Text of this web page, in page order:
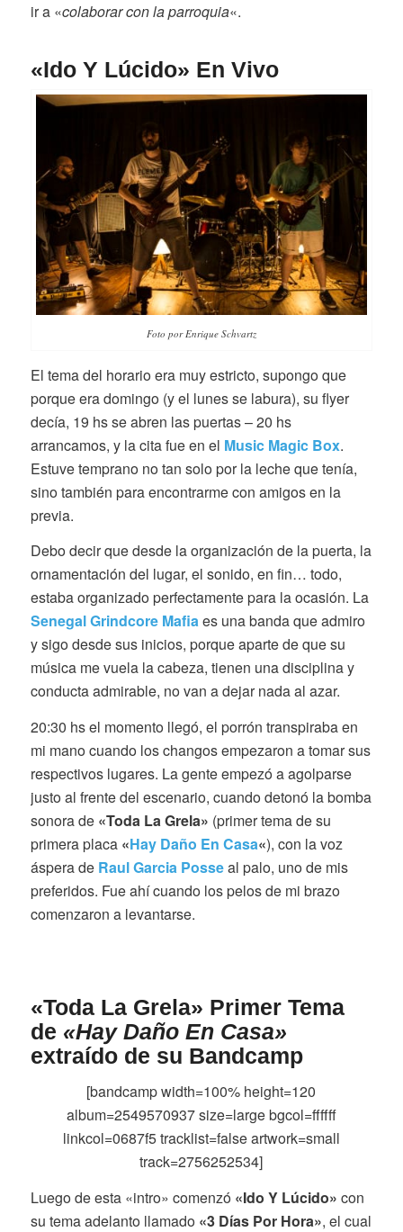
ir a «colaborar con la parroquia«.
«Ido Y Lúcido» En Vivo
Foto por Enrique Schvartz
El tema del horario era muy estricto, supongo que
porque era domingo (y el lunes se labura), su flyer
decía, 19 hs se abren las puertas – 20 hs
arrancamos, y la cita fue en el Music Magic Box.
Estuve temprano no tan solo por la leche que tenía,
sino también para encontrarme con amigos en la
previa.
Debo decir que desde la organización de la puerta, la
ornamentación del lugar, el sonido, en fin… todo,
estaba organizado perfectamente para la ocasión. La
Senegal Grindcore Mafiaes una banda que admiro
y sigo desde sus inicios, porque aparte de que su
música me vuela la cabeza, tienen una disciplina y
conducta admirable, no van a dejar nada al azar.
20:30 hs el momento llegó, el porrón transpiraba en
mi mano cuando los changos empezaron a tomar sus
respectivos lugares. La gente empezó a agolparse
justo al frente del escenario, cuando detonó la bomba
sonora de «Toda La Grela» (primer tema de su
primera placa «Hay Daño En Casa«), con la voz
áspera de Raul Garcia Posseal palo, uno de mis
preferidos. Fue ahí cuando los pelos de mi brazo
comenzaron a levantarse.
«Toda La Grela» Primer Tema
de «Hay Daño En Casa»
extraído de su Bandcamp
[bandcamp width=100% height=120
album=2549570937 size=large bgcol=ffffff
linkcol=0687f5 tracklist=false artwork=small
track=2756252534]
Luego de esta «intro» comenzó «Ido Y Lúcido» con
su tema adelanto llamado «3 Días Por Hora», el cual